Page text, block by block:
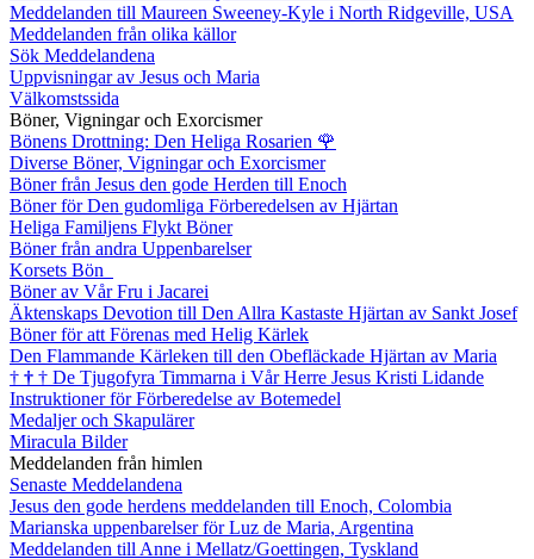
Meddelanden till Maureen Sweeney-Kyle i North Ridgeville, USA
Meddelanden från olika källor
Sök Meddelandena
Uppvisningar av Jesus och Maria
Välkomstssida
Böner, Vigningar och Exorcismer
Bönens Drottning: Den Heliga Rosarien 🌹
Diverse Böner, Vigningar och Exorcismer
Böner från Jesus den gode Herden till Enoch
Böner för Den gudomliga Förberedelsen av Hjärtan
Heliga Familjens Flykt Böner
Böner från andra Uppenbarelser
Korsets Bön
Böner av Vår Fru i Jacarei
Äktenskaps Devotion till Den Allra Kastaste Hjärtan av Sankt Josef
Böner för att Förenas med Helig Kärlek
Den Flammande Kärleken till den Obefläckade Hjärtan av Maria
† † † De Tjugofyra Timmarna i Vår Herre Jesus Kristi Lidande
Instruktioner för Förberedelse av Botemedel
Medaljer och Skapulärer
Miracula Bilder
Meddelanden från himlen
Senaste Meddelandena
Jesus den gode herdens meddelanden till Enoch, Colombia
Marianska uppenbarelser för Luz de Maria, Argentina
Meddelanden till Anne i Mellatz/Goettingen, Tyskland